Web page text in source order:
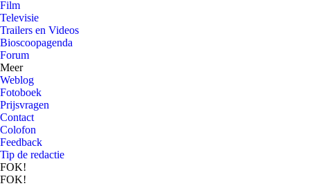
Film
Televisie
Trailers en Videos
Bioscoopagenda
Forum
Meer
Weblog
Fotoboek
Prijsvragen
Contact
Colofon
Feedback
Tip de redactie
FOK!
FOK!